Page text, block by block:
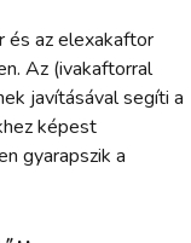
és az elexakaftor
Az (ivakaftorral
javításával segíti a
képest
gyarapszik a